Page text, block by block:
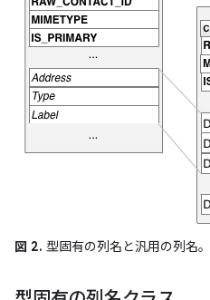
図 2. 型固有の列名と汎用の列名。